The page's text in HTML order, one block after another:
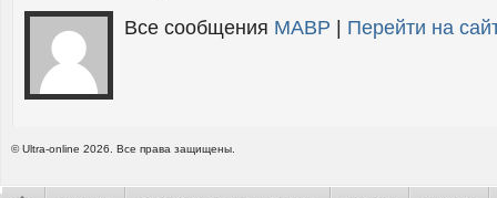
Все сообщения MABP Перейти на
© Ultra-online 2026. Все права защищены.